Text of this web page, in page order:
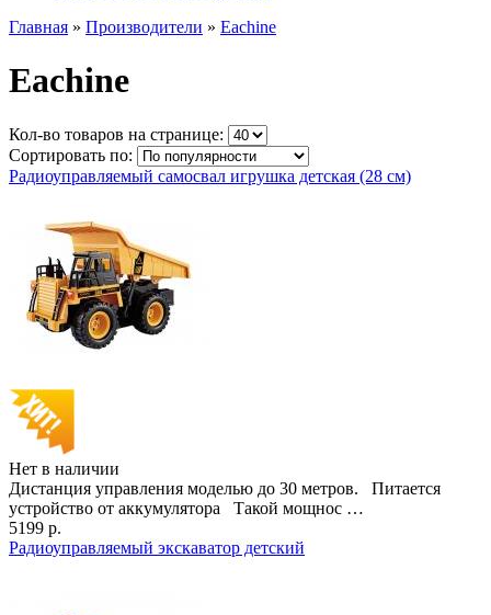
Главная » Производители » Eachine
Eachine
Кол-во товаров на странице:
Сортировать по:
Радиоуправляемый самосвал игрушка детская (28 см)
Нет в наличии
Дистанция управления моделью до 30 метров. Питается
устройство от аккумулятора Такой мощнос …
5199 р.
Радиоуправляемый экскаватор детский